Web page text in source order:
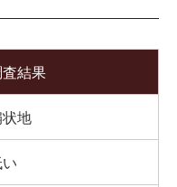
査結果
状地